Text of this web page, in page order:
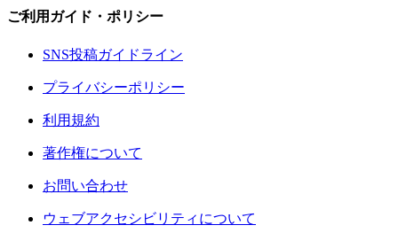
ご利用ガイド・ポリシー
SNS投稿ガイドライン
プライバシーポリシー
利用規約
著作権について
お問い合わせ
ウェブアクセシビリティについて